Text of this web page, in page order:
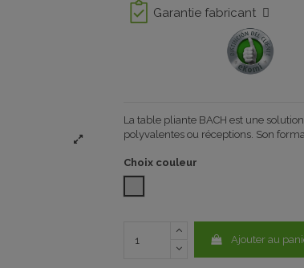
Garantie fabricant
La table pliante BACH est une
polyvalentes ou réceptions. Son
Choix couleur
Ajouter au